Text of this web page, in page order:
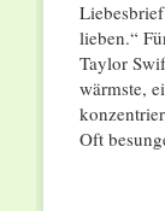
lieben.“
Taylor
wärmste,
Oft